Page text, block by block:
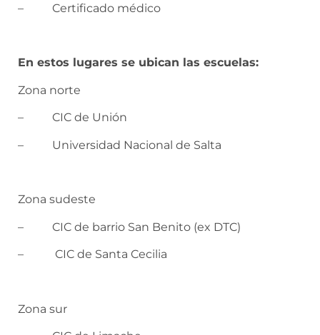
– Certificado médico
En estos lugares se ubican las escuelas:
Zona norte
– CIC de Unión
– Universidad Nacional de Salta
Zona sudeste
– CIC de barrio San Benito (ex DTC)
– CIC de Santa Cecilia
Zona sur